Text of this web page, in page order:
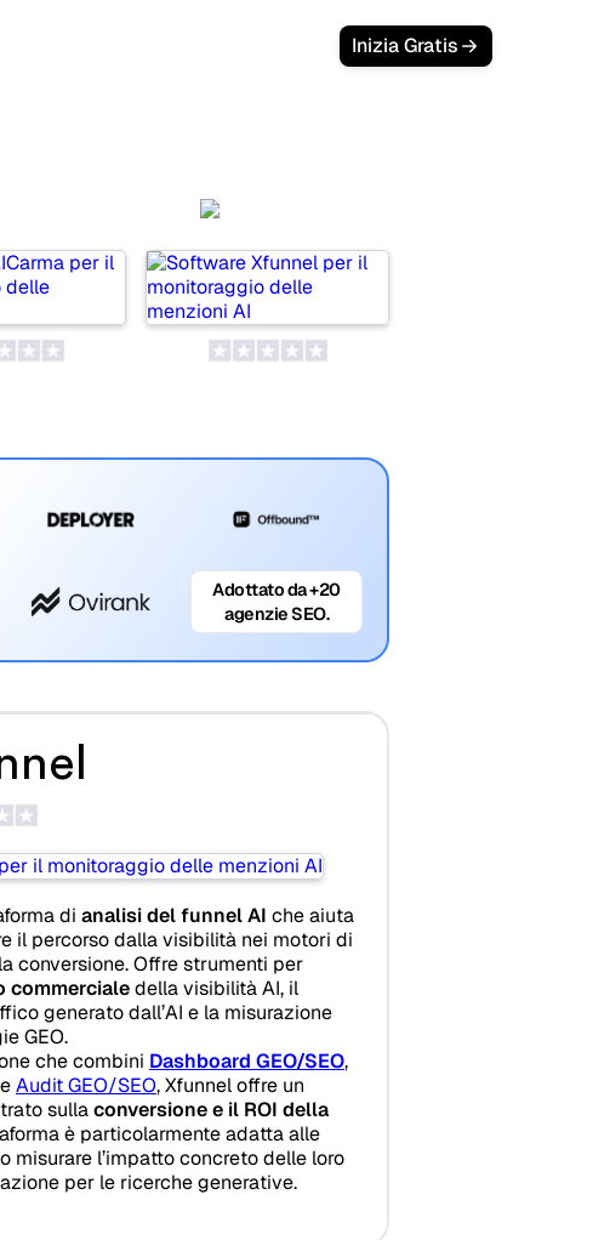
Inizia Gratis
Adottato da +20
agenzie SEO.
di analisi del funnel AI che aiuta
il percorso dalla visibilità nei motori di
conversione. Offre strumenti per
commercialedella visibilità AI, il
generato dall’AI e la misurazione
GEO.
che combini Dashboard GEO/SEO,
eAudit GEO/SEO, Xfunnel offre un
sullaconversione e il ROI della
è particolarmente adatta alle
misurare l’impatto concreto delle loro
per le ricerche generative.